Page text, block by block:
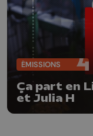
ÉMISSIONS
Ça part en
et Julia H